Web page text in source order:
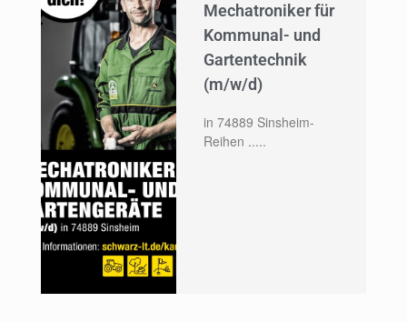
Mechatroniker für
Kommunal- und
Gartentechnik
(m/w/d)
in 74889 Sinsheim-
Reihen .....